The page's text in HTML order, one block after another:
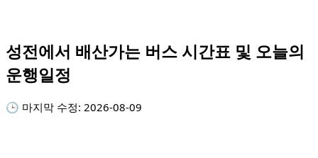
성전에서 배산가는 버스 시간표 및 오늘의
운행일정
🕒 마지막 수정: 2026-08-09